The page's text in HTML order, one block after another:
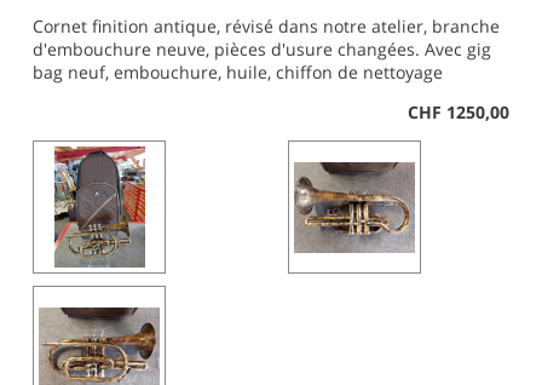
Cornet finition antique, révisé dans notre atelier, branche
d'embouchure neuve, pièces d'usure changées. Avec gig
bag neuf, embouchure, huile, chiffon de nettoyage
CHF 1250,00